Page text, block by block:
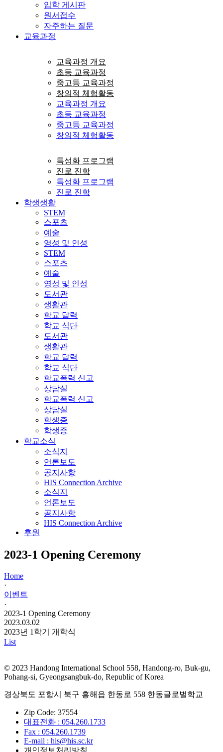
입학 게시판
원서접수
자주하는 질문
교육과정
교육과정 개요
초등 교육과정
중고등 교육과정
창의적 체험활동
교육과정 개요
초등 교육과정
중고등 교육과정
창의적 체험활동
특성화 프로그램
진로 진학
특성화 프로그램
진로 진학
학생생활
STEM
스포츠
예술
영성 및 인성
STEM
스포츠
예술
영성 및 인성
도서관
생활관
학교 달력
학교 식단
도서관
생활관
학교 달력
학교 식단
학교폭력 신고
상담실
학교폭력 신고
상담실
학생증
학생증
학교소식
소식지
언론보도
공지사항
HIS Connection Archive
소식지
언론보도
공지사항
HIS Connection Archive
후원
2023-1 Opening Ceremony
Home
·
이벤트
·
2023-1 Opening Ceremony
2023.03.02
2023년 1학기 개학식
List
© 2023 Handong International School 558, Handong-ro, Buk-gu,
Pohang-si, Gyeongsangbuk-do, Republic of Korea
경상북도 포항시 북구 흥해읍 한동로 558 한동글로벌학교
Zip Code: 37554
대표전화 : 054.260.1733
Fax : 054.260.1739
E-mail : his@his.sc.kr
개인정보처리방침